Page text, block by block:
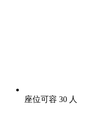
座位可容 30 人